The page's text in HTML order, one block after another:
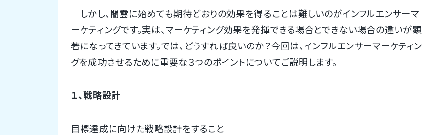
しかし、闇雲に始めても期待どおりの効果を得ることは難しいのがインフルエンサーマ
ーケティングです。実は、マーケティング効果を発揮できる場合とできない場合の違いが顕
著になってきています。では、どうすれば良いのか？今回は、インフルエンサーマーケティン
グを成功させるために重要な３つのポイントについてご説明します。
１、戦略設計
目標達成に向けた戦略設計をすること